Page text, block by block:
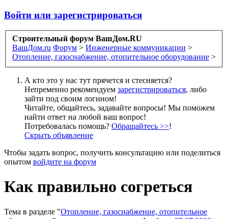
Войти или зарегистрироваться
Строительный форум ВашДом.RU
ВашДом.ru Форум > Инженерные коммуникации >
Отопление, газоснабжение, отопительное оборудование >
А кто это у нас тут прячется и стесняется?
Непременно рекомендуем зарегистрироваться, либо
зайти под своим логином!
Читайте, общайтесь, задавайте вопросы! Мы поможем
найти ответ на любой ваш вопрос!
Потребовалась помощь? Обращайтесь >>!
Скрыть объявление
Чтобы задать вопрос, получить консультацию или поделиться
опытом войдите на форум
Как правильно согреться
Тема в разделе "Отопление, газоснабжение, отопительное